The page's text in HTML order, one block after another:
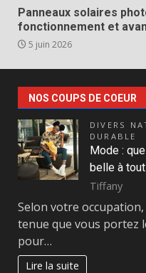
Panneaux solaires
fonctionnement et
5 juin 2026
NOS COUPS DE COEUR
DIVERS
DURABLE
Mode :
belle à
Tiffany
Selon votre
tenue que vous portez
pour…
Lire la suite